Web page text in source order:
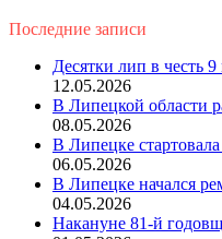
Последние записи
Десятки лип в честь
12.05.2026
В Липецкой области
08.05.2026
В Липецке
06.05.2026
В Липецке начался
04.05.2026
Накануне 81-й